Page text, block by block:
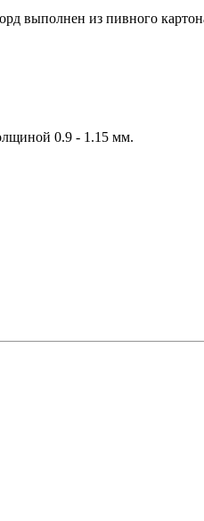
выполнен из пивного
0.9 - 1.15 мм.